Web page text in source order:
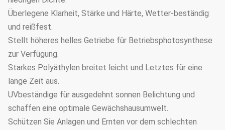
Überlegene Klarheit, Stärke und Härte, Wetter-beständig
und reißfest.
Stellt höheres helles Getriebe für Betriebsphotosynthese
zur Verfügung.
Starkes Polyäthylen breitet leicht und Letztes für eine
lange Zeit aus.
UVbeständige für ausgedehnt sonnen Belichtung und
schaffen eine optimale Gewächshausumwelt.
Schützen Sie Anlagen und Ernten vor dem schlechten